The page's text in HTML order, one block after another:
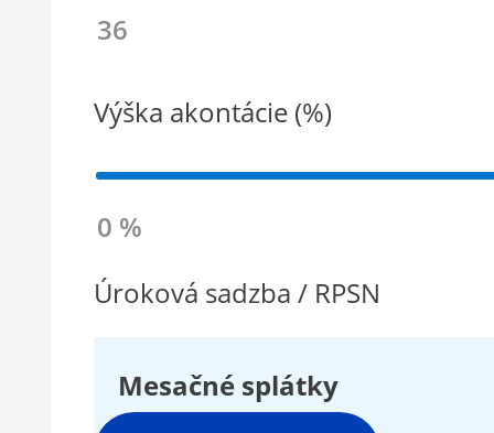
36
Výška akontácie (%)
0 %
Úroková sadzba / RPSN
Mesačné splátky